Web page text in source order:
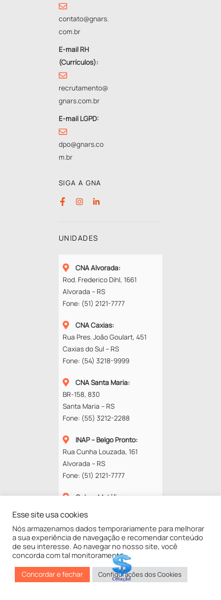
contato@gnars.
com.br
E-mail RH
(Currículos):
recrutamento@
gnars.com.br
E-mail LGPD:
dpo@gnars.co
m.br
SIGA A GNA
UNIDADES
CNA Alvorada:
Rod. Frederico Dihl, 1661
Alvorada – RS
Fone: (51) 2121-7777
CNA Caxias:
Rua Pres. João Goulart, 451
Caxias do Sul – RS
Fone: (54) 3218-9999
CNA Santa Maria:
BR-158, 830
Santa Maria – RS
Fone: (55) 3212-2288
INAP – Belgo Pronto:
Rua Cunha Louzada, 161
Alvorada – RS
Fone: (51) 2121-7777
Cobec Metálicos
94834-670 – Alvorada – RS
Fone:(51) 3453-4272
©GNA2025
Esse site usa cookies
Nós armazenamos dados temporariamente para melhorar
a sua experiência de navegação e recomendar conteúdo
de seu interesse. Ao navegar no nosso site, você
concorda com tal monitoramento.
Concordar e fechar Configurações dos Cookies